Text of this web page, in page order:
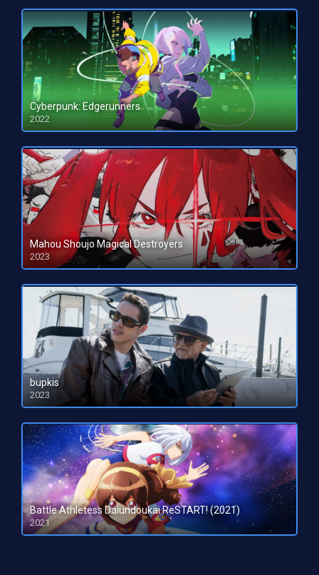
Cyberpunk: Edgerunners
2022
HD 1080pHD 720p
Mahou Shoujo Magical Destroyers
2023
HD 1080pHD 720p
bupkis
2023
HD 1080pHD 720p
Battle Athletess Daiundoukai ReSTART! (2021)
2021